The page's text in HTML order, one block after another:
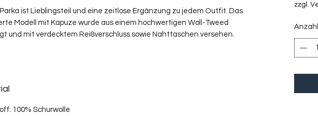
ist Lieblingsteil und eine zeitlose Ergänzung zu jedem Outfit. Das
Modell mit Kapuze wurde aus einem hochwertigen Woll-Tweed
und mit verdecktem Reißverschluss sowie Nahttaschen versehen.
100% Schurwolle
zzgl.
Anzahl